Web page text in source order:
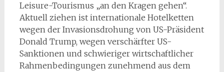
Leisure-Tourismus „an den Kragen gehen“.
Aktuell ziehen ist internationale Hotelketten
wegen der Invasionsdrohung von US-Präsident
Donald Trump, wegen verschärfter US-
Sanktionen und schwieriger wirtschaftlicher
Rahmenbedingungen zunehmend aus dem